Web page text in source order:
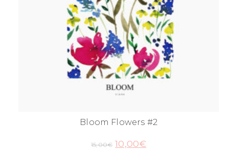
Bloom Flowers #2
15,00€ 10,00€